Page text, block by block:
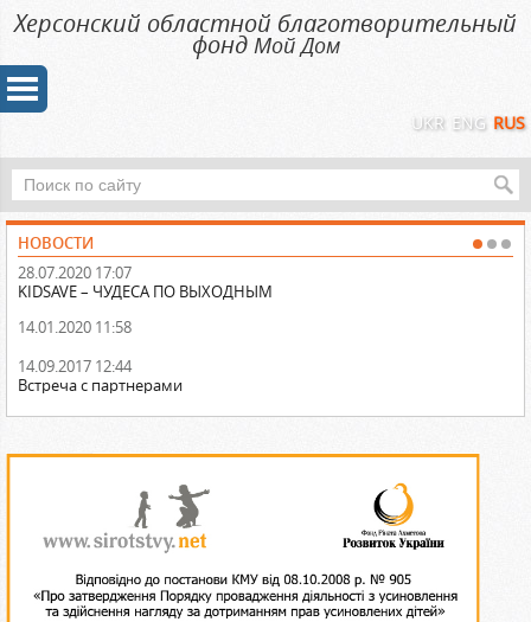
Херсонский областной благотворительный
фонд Мой Дом
UKR ENG RUS
НОВОСТИ
28.07.2020 17:07
KIDSAVE – ЧУДЕСА ПО ВЫХОДНЫМ
14.01.2020 11:58
14.09.2017 12:44
Встреча с партнерами